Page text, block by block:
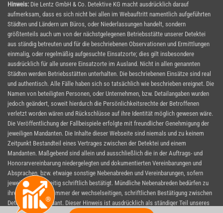
Hinweis: Die Lentz GmbH & Co. Detektive KG macht ausdrücklich darauf
aufmerksam, dass es sich nicht bei allen im Webauftritt namentlich aufgeführten
Städten und Ländern um Büros, oder Niederlassungen handelt, sondern
größtenteils auch um von der nächstgelegenen Betriebsstätte unserer Detektei
aus ständig betreuten und für die beschriebenen Observationen und Ermittlungen
einmalig, oder regelmäßig aufgesuchte Einsatzorte; dies gilt insbesondere
ausdrücklich für alle unsere Einsatzorte im Ausland. Nicht in allen genannten
Städten werden Betriebsstätten unterhalten. Die beschriebenen Einsätze sind real
und authentisch. Alle Fälle haben sich so tatsächlich wie beschrieben ereignet. Die
Namen von beteiligten Personen, oder Unternehmen, bzw. Detailangaben wurden
jedoch geändert, soweit hierdurch die Persönlichkeitsrechte der Betroffenen
verletzt worden wären und Rückschlüsse auf ihre Identität möglich gewesen wäre.
Die Veröffentlichung der Fallbeispiele erfolgte mit freundlicher Genehmigung der
jeweiligen Mandanten. Die Inhalte dieser Webseite sind niemals und zu keinem
Zeitpunkt Bestandteil eines Vertrages zwischen der Detektei und einem
Mandanten. Maßgebend sind allein und ausschließlich die in der Auftrags- und
Honorarvereinbarung niedergelegten und dokumentierten Vereinbarungen und
Absprachen, bzw. etwaige sonstige Nebenabreden und Vereinbarungen, sofern
jeweils wechselseitig schriftlich bestätigt. Mündliche Nebenabreden bedürfen zu
ihrer Wirksamkeit immer der wechselseitigen, schriftlichen Bestätigung zwischen
Detektei und Mandant. Dieser Hinweis ist ausdrücklich als ständiger Teil unseres